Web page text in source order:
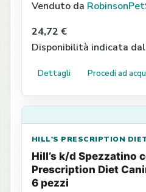
Venduto da
24,72 €
Disponibilità indicata
Dettagli Procedi ad
HILL'S PRESCRIPTION
Hill’s k/d Spezzatino
Prescription Diet
6 pezzi